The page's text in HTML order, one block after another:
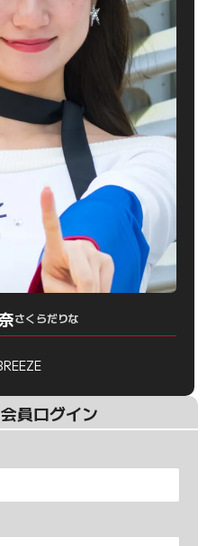
さくらだりな
員ログイン